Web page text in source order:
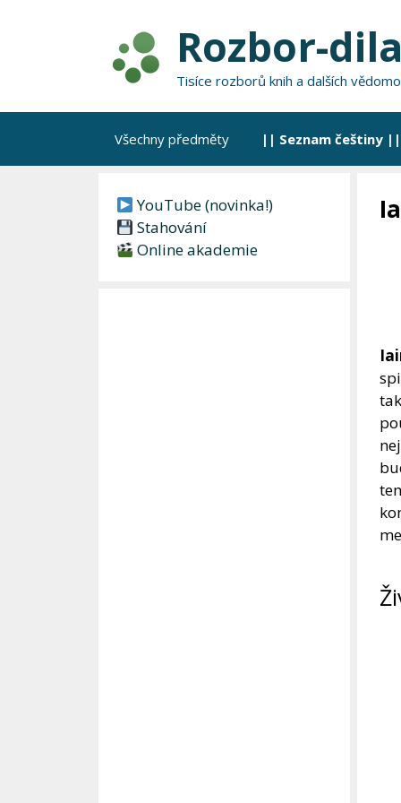
Rozbor-
Tisíce rozborů knih a dalších
Všechny předměty || Seznam češtiny ||
YouTube (novinka!)
Stahování
Online akademie